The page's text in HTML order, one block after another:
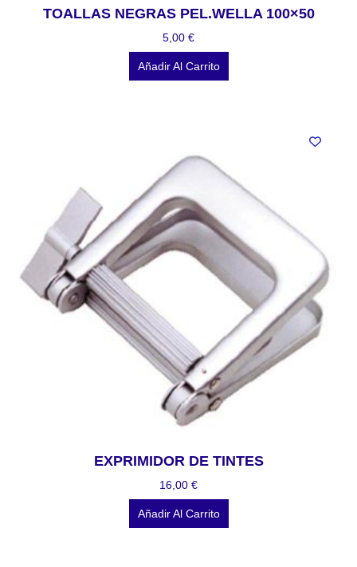
TOALLAS NEGRAS PEL.WELLA 100×50
5,00 €
Añadir Al Carrito
EXPRIMIDOR DE TINTES
16,00 €
Añadir Al Carrito